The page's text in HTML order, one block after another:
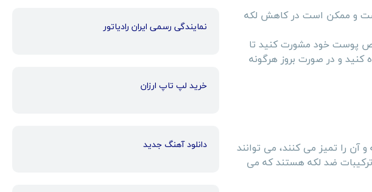
است و ممکن است در کاهش لکه
پوست خود مشورت کنید تا
کنید و در صورت بروز هرگونه
آن را تمیز می کنند، می توانند
ترکیبات ضد لکه هستند که می
نمایندگی رسمی ایران رادیاتور
خرید لپ تاپ ارزان
دانلود آهنگ جدید